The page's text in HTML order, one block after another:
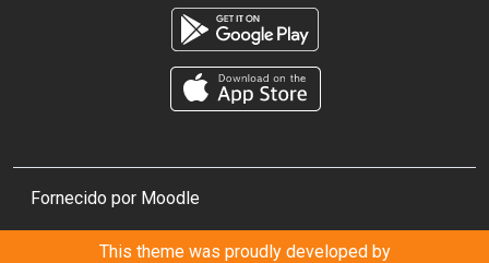
Fornecido por Moodle
This theme was proudly developed by